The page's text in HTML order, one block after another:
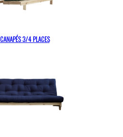
CANAPÉS 3/4 PLACES